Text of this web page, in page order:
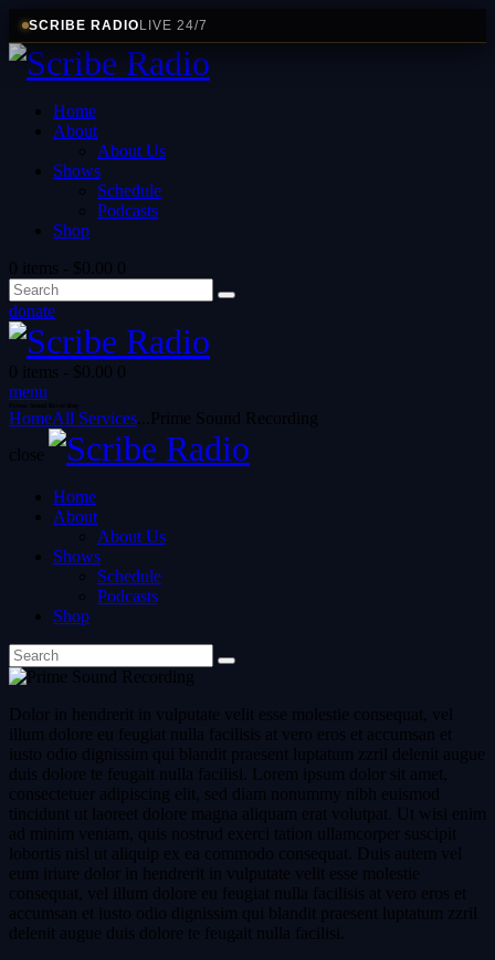
SCRIBE RADIO LIVE 24/7
Home
About
About Us
Shows
Schedule
Podcasts
Shop
0 items - $0.00 0
donate
0 items - $0.00 0
menu
Prime Sound Recording
HomeAll Services
Prime Sound Recording
close
Home
About
About Us
Shows
Schedule
Podcasts
Shop
Dolor in hendrerit in vulputate velit esse molestie consequat, vel
illum dolore eu feugiat nulla facilisis at vero eros et accumsan et
iusto odio dignissim qui blandit praesent luptatum zzril delenit augue
duis dolore te feugait nulla facilisi. Lorem ipsum dolor sit amet,
consectetuer adipiscing elit, sed diam nonummy nibh euismod
tincidunt ut laoreet dolore magna aliquam erat volutpat. Ut wisi enim
ad minim veniam, quis nostrud exerci tation ullamcorper suscipit
lobortis nisl ut aliquip ex ea commodo consequat. Duis autem vel
eum iriure dolor in hendrerit in vulputate velit esse molestie
consequat, vel illum dolore eu feugiat nulla facilisis at vero eros et
accumsan et iusto odio dignissim qui blandit praesent luptatum zzril
delenit augue duis dolore te feugait nulla facilisi.